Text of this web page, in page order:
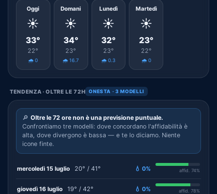
Oggi
☀️
33°
22°
🌧️ 0
Domani
☀️
34°
23°
🌧️ 16.7
Lunedì
☀️
32°
23°
🌧️ 0.3
Martedì
☀️
23°
22°
🌧️ 0
TENDENZA · OLTRE LE 72H ONESTA · 3 MODELLI
🔎 Oltre le 72 ore non è una previsione puntuale.
Confrontiamo tre modelli: dove concordano l'affidabilità è
alta, dove divergono è bassa — e te lo diciamo. Niente
icone finte.
mercoledì 15 luglio 20° / 41° 💧 0% affid. 74%
giovedì 16 luglio 19° / 42° 💧 0% affid. 78%